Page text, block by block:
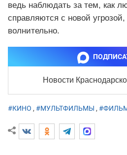
ведь наблюдать за тем, как
справляются с новой
волнительно.
Новости
#КИНО , #МУЛЬТФИЛЬМЫ ,